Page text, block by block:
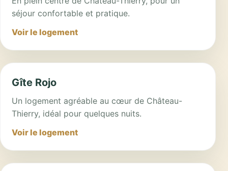
séjour confortable et pratique.
Voir le logement
Gîte Rojo
Un logement agréable au cœur de Château-
Thierry, idéal pour quelques nuits.
Voir le logement